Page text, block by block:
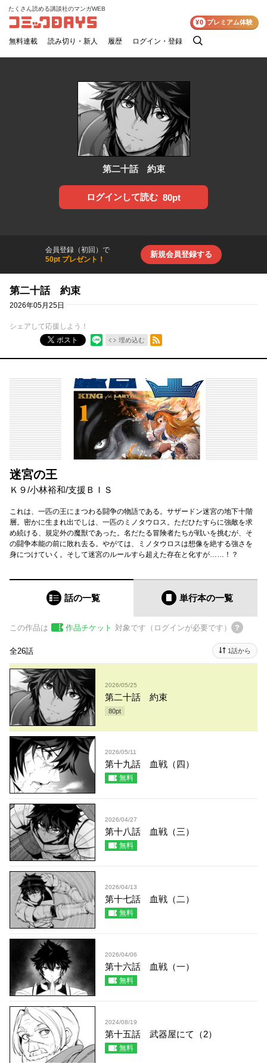
コミックDAYS
たくさん読める講談社のマンガWEB
無料連載 読み切り・新人 履歴 ログイン・登録
検
¥0 プレミアム体験
第二十話 約束
ログインして読む 80pt
会員登録（初回）で
50pt プレゼント！
新規会員登録する
第二十話 約束
2026年05月25日
シェアして応援しよう！
ポスト
埋め込む
RSSフィード
迷宮の王
Ｋ９/小林裕和/支援ＢＩＳ
これは、一匹の王にまつわる闘争の物語である。サザードン迷宮の地下十階
層。密かに生まれ出でしは、一匹のミノタウロス。ただひたすらに強敵を求
め続ける、規定外の魔獣であった。名だたる冒険者たちが戦いを挑むが、そ
の闘争本能の前に敗れ去る。やがては、ミノタウロスは想像を絶する強さを
身につけていく。そして迷宮のルールすら超えた存在と化すが……！？
話の一覧 単行本の一覧
この作品は 作品チケット 対象です（ログインが必要です）
全26話 1話から
2026/05/25
第二十話 約束
80pt
2026/05/11
第十九話 血戦（四）
無料
2026/04/27
第十八話 血戦（三）
無料
2026/04/13
第十七話 血戦（二）
無料
2026/04/06
第十六話 血戦（一）
無料
2024/08/19
第十五話 武器屋にて（2）
無料